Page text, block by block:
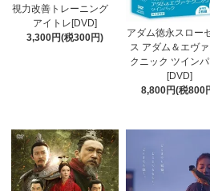
視力改善トレーニング
アイトレ[DVD]
3,300円(税300円)
アダム徳永スロー
ス アダム＆エヴ
クニック ツイン
[DVD]
8,800円(税800